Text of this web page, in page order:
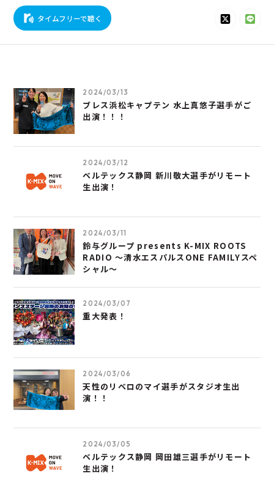
タイムフリーで聴く
2024/03/13
ブレス浜松キャプテン 水上真悠子選手がご
出演！！！
2024/03/12
ベルテックス静岡 新川敬大選手がリモート
生出演！
2024/03/11
鈴与グループ presents K-MIX ROOTS
RADIO ～清水エスパルスONE FAMILYスペ
シャル～
2024/03/07
重大発表！
2024/03/06
天性のリベロのマイ選手がスタジオ生出
演！！
2024/03/05
ベルテックス静岡 岡田雄三選手がリモート
生出演！